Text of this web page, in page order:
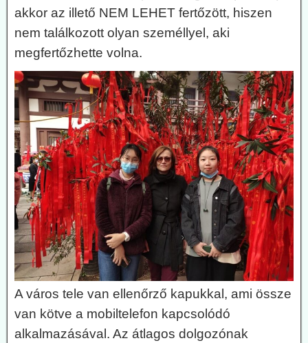
akkor az illető NEM LEHET fertőzött, hiszen
nem találkozott olyan személlyel, aki
megfertőzhette volna.
A város tele van ellenőrző kapukkal, ami össze
van kötve a mobiltelefon kapcsolódó
alkalmazásával. Az átlagos dolgozónak